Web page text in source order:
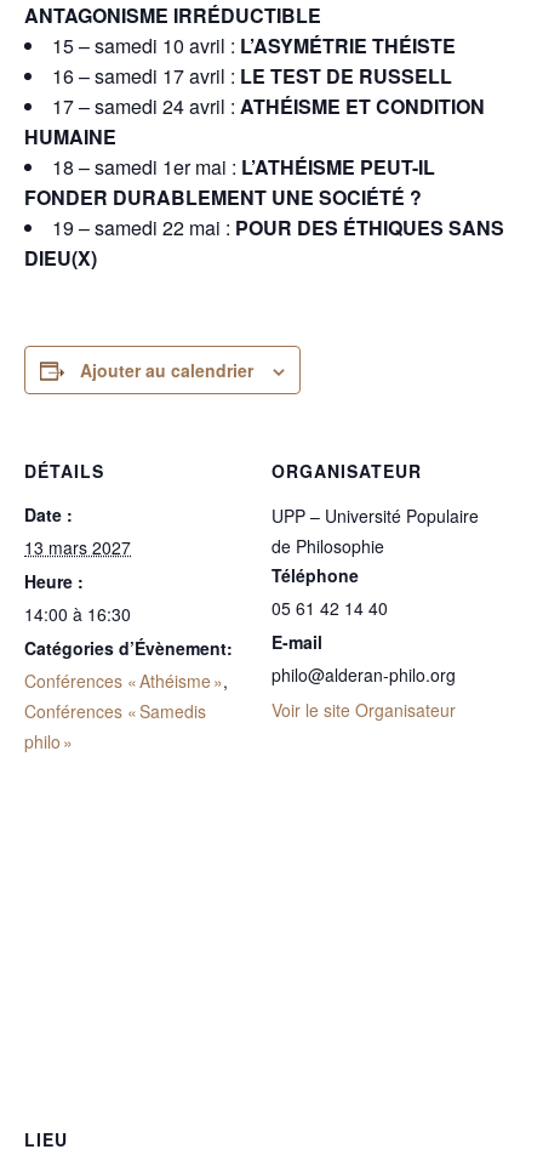
ANTAGONISME IRRÉDUCTIBLE
15 – samedi 10 avril : L’ASYMÉTRIE THÉISTE
16 – samedi 17 avril : LE TEST DE RUSSELL
17 – samedi 24 avril : ATHÉISME ET CONDITION
HUMAINE
18 – samedi 1er mai : L’ATHÉISME PEUT-IL
FONDER DURABLEMENT UNE SOCIÉTÉ ?
19 – samedi 22 mai : POUR DES ÉTHIQUES SANS
DIEU(X)
Ajouter au calendrier
DÉTAILS
Date :
13 mars 2027
Heure :
14:00 à 16:30
Catégories d’Évènement:
Conférences « Athéisme »,
Conférences « Samedis
philo »
ORGANISATEUR
UPP – Université Populaire
de Philosophie
Téléphone
05 61 42 14 40
E-mail
philo@alderan-philo.org
Voir le site Organisateur
LIEU